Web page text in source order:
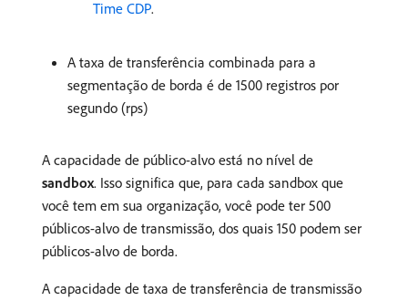
Time CDP.
A taxa de transferência combinada para a
segmentação de borda é de 1500 registros por
segundo (rps)
A capacidade de público-alvo está no nível de
sandbox. Isso significa que, para cada sandbox que
você tem em sua organização, você pode ter 500
públicos-alvo de transmissão, dos quais 150 podem ser
públicos-alvo de borda.
A capacidade de taxa de transferência de transmissão